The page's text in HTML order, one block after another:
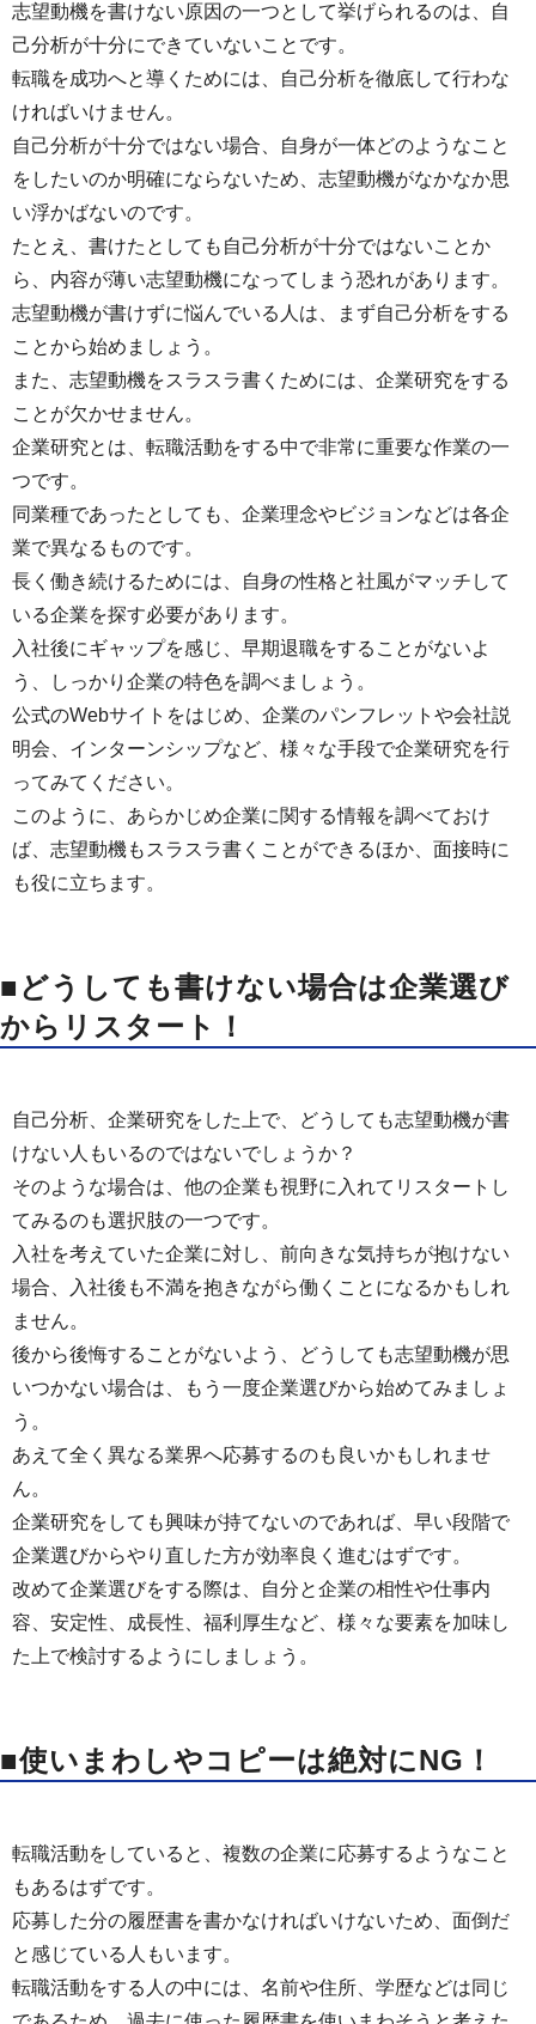
志望動機を書けない原因の一つとして挙げられるのは、自
己分析が十分にできていないことです。
転職を成功へと導くためには、自己分析を徹底して行わな
ければいけません。
自己分析が十分ではない場合、自身が一体どのようなこと
をしたいのか明確にならないため、志望動機がなかなか思
い浮かばないのです。
たとえ、書けたとしても自己分析が十分ではないことか
ら、内容が薄い志望動機になってしまう恐れがあります。
志望動機が書けずに悩んでいる人は、まず自己分析をする
ことから始めましょう。
また、志望動機をスラスラ書くためには、企業研究をする
ことが欠かせません。
企業研究とは、転職活動をする中で非常に重要な作業の一
つです。
同業種であったとしても、企業理念やビジョンなどは各企
業で異なるものです。
長く働き続けるためには、自身の性格と社風がマッチして
いる企業を探す必要があります。
入社後にギャップを感じ、早期退職をすることがないよ
う、しっかり企業の特色を調べましょう。
公式のWebサイトをはじめ、企業のパンフレットや会社説
明会、インターンシップなど、様々な手段で企業研究を行
ってみてください。
このように、あらかじめ企業に関する情報を調べておけ
ば、志望動機もスラスラ書くことができるほか、面接時に
も役に立ちます。
■どうしても書けない場合は企業選び
からリスタート！
自己分析、企業研究をした上で、どうしても志望動機が書
けない人もいるのではないでしょうか？
そのような場合は、他の企業も視野に入れてリスタートし
てみるのも選択肢の一つです。
入社を考えていた企業に対し、前向きな気持ちが抱けない
場合、入社後も不満を抱きながら働くことになるかもしれ
ません。
後から後悔することがないよう、どうしても志望動機が思
いつかない場合は、もう一度企業選びから始めてみましょ
う。
あえて全く異なる業界へ応募するのも良いかもしれませ
ん。
企業研究をしても興味が持てないのであれば、早い段階で
企業選びからやり直した方が効率良く進むはずです。
改めて企業選びをする際は、自分と企業の相性や仕事内
容、安定性、成長性、福利厚生など、様々な要素を加味し
た上で検討するようにしましょう。
■使いまわしやコピーは絶対にNG！
転職活動をしていると、複数の企業に応募するようなこと
もあるはずです。
応募した分の履歴書を書かなければいけないため、面倒だ
と感じている人もいます。
転職活動をする人の中には、名前や住所、学歴などは同じ